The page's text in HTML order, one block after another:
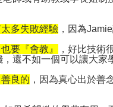
多失敗經驗 ，因為Jamie
要『會教』
，好比技術
還不如一個可以讓大家
良的 ，因為真心出於善